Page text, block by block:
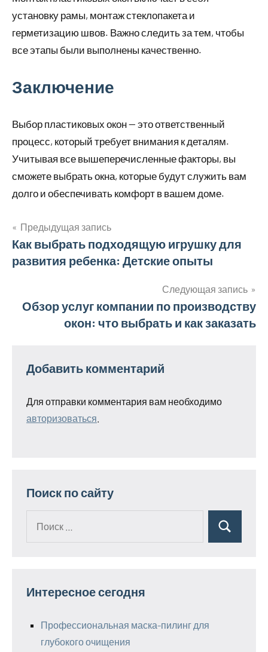
установку рамы, монтаж стеклопакета и
герметизацию швов. Важно следить за тем, чтобы
все этапы были выполнены качественно.
Заключение
Выбор пластиковых окон — это ответственный
процесс, который требует внимания к деталям.
Учитывая все вышеперечисленные факторы, вы
сможете выбрать окна, которые будут служить вам
долго и обеспечивать комфорт в вашем доме.
Навигация
по
Предыдущая запись
Как выбрать подходящую игрушку для
развития ребенка: Детские опыты
Следующая запись
Обзор услуг компании по производству
окон: что выбрать и как заказать
Добавить комментарий
Для отправки комментария вам необходимо
авторизоваться
Поиск по сайту
Поиск
Интересное сегодня
Профессиональная маска-пилинг для
глубокого очищения